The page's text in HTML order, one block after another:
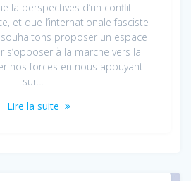
la perspectives d’un conflit
et que l’internationale fasciste
proposer un espace
s’opposer à la marche vers la
nos forces en nous appuyant
sur…
Lire la suite